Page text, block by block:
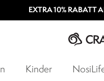
EXTRA 10% RABATT
Kinder